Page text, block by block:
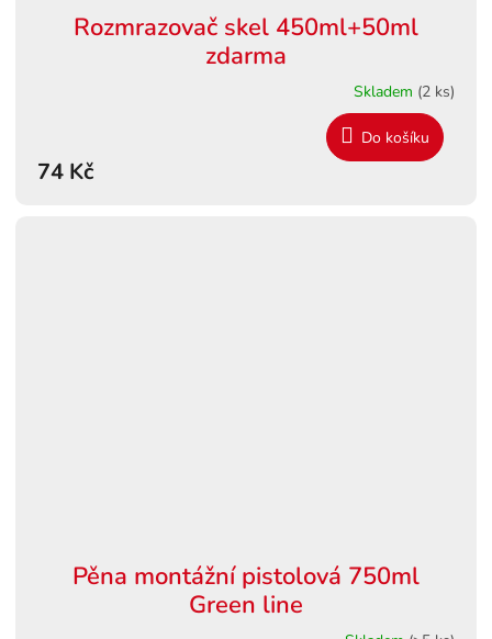
Rozmrazovač skel 450ml+50ml
zdarma
Skladem (2 ks)
74 Kč
Do košíku
Pěna montážní pistolová 750ml
Green line